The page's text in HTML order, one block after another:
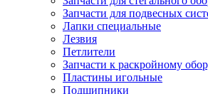
Запчасти для подвесных
Лапки специальные
Лезвия
Петлители
Запчасти к раскройному
Пластины игольные
Подшипники